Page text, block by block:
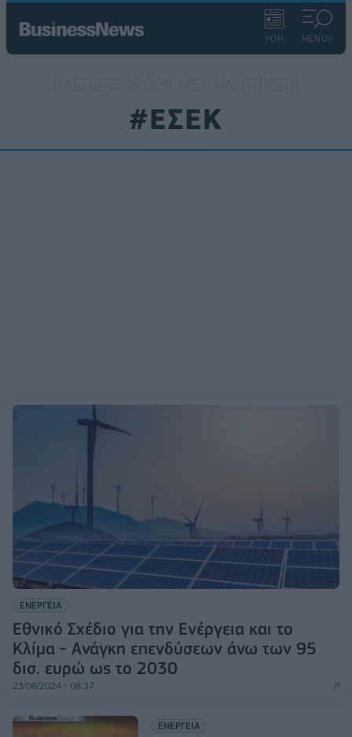
ΡΟΗ ΜΕΝΟΥ
#ΕΣΕΚ
ΕΝΕΡΓΕΙΑ
Εθνικό Σχέδιο για την Ενέργεια και το
Κλίμα - Ανάγκη επενδύσεων άνω των 95
δισ. ευρώ ως το 2030
23/08/2024 - 08:37
ΕΝΕΡΓΕΙΑ